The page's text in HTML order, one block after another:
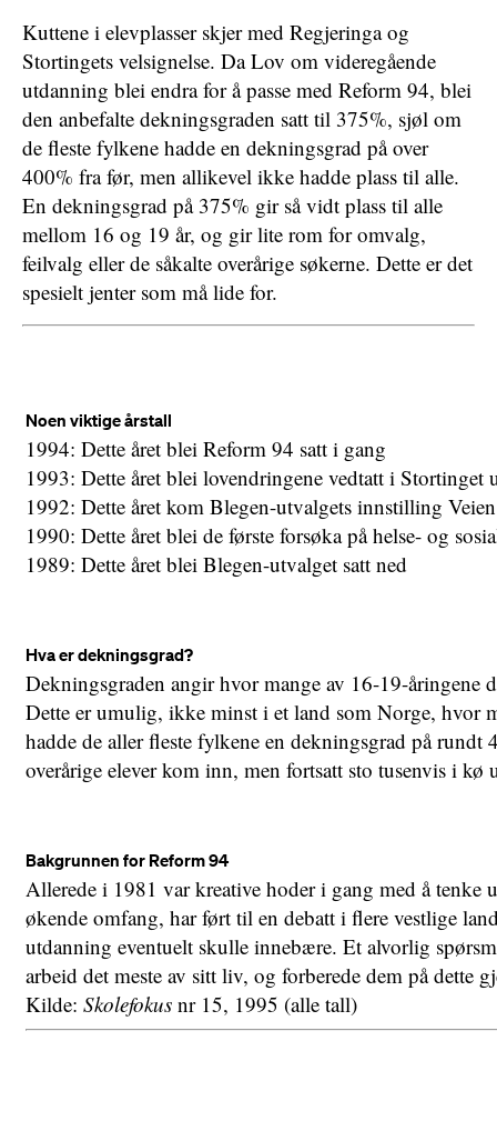
Kuttene i elevplasser skjer med Regjeringa og
Stortingets velsignelse. Da Lov om videregående
utdanning blei endra for å passe med Reform 94, blei
den anbefalte dekningsgraden satt til 375%, sjøl om
de fleste fylkene hadde en dekningsgrad på over
400% fra før, men allikevel ikke hadde plass til alle.
En dekningsgrad på 375% gir så vidt plass til alle
mellom 16 og 19 år, og gir lite rom for omvalg,
feilvalg eller de såkalte overårige søkerne. Dette er det
spesielt jenter som må lide for.
Noen viktige årstall
1994: Dette året blei Reform 94 satt i gang
1993: Dette året blei lovendringene vedtatt i Stortinget
1992: Dette året kom Blegen-utvalgets innstilling
1990: Dette året blei de første forsøka på helse- og
1989: Dette året blei Blegen-utvalget satt ned
Hva er dekningsgrad?
Dekningsgraden angir hvor mange av 16-19-åringene
Dette er umulig, ikke minst i et land som Norge, hvor
hadde de aller fleste fylkene en dekningsgrad på
overårige elever kom inn, men fortsatt sto tusenvis i kø
Bakgrunnen for Reform 94
Allerede i 1981 var kreative hoder i gang med å tenke
økende omfang, har ført til en debatt i flere vestlige
utdanning eventuelt skulle innebære. Et alvorlig
arbeid det meste av sitt liv, og forberede dem på dette
Kilde: Skolefokus nr 15, 1995 (alle tall)